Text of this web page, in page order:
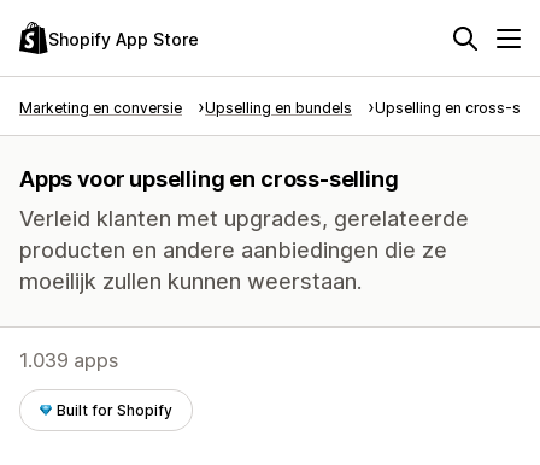
Shopify App Store
Marketing en conversie Upselling en bundels Upselling en cross-
Apps voor upselling en cross-selling
Verleid klanten met upgrades, gerelateerde
producten en andere aanbiedingen die ze
moeilijk zullen kunnen weerstaan.
1.039 apps
Built for Shopify